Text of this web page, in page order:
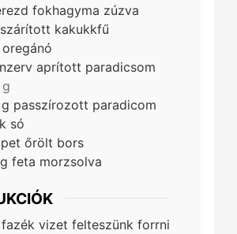
fokhagyma zúzva
szárított kakukkfű
oregánó
aprított paradicsom
g passzírozott paradicom
só
őrölt bors
g feta morzsolva
vizet felteszünk forrni